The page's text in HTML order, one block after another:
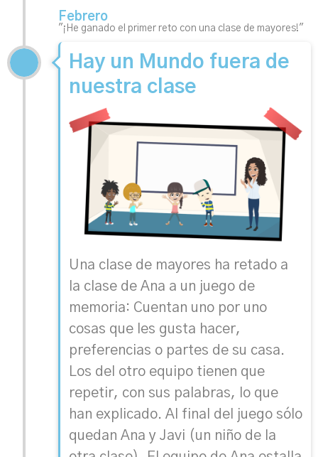
Febrero
"¡He ganado el primer reto con una clase de mayores!"
Hay un Mundo fuera de
nuestra clase
Una clase de mayores ha retado a
la clase de Ana a un juego de
memoria: Cuentan uno por uno
cosas que les gusta hacer,
preferencias o partes de su casa.
Los del otro equipo tienen que
repetir, con sus palabras, lo que
han explicado. Al final del juego sólo
quedan Ana y Javi (un niño de la